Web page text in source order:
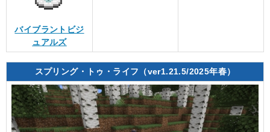
バイブラントビジ
ュアルズ
スプリング・トゥ・ライフ（ver1.21.5/2025年春）